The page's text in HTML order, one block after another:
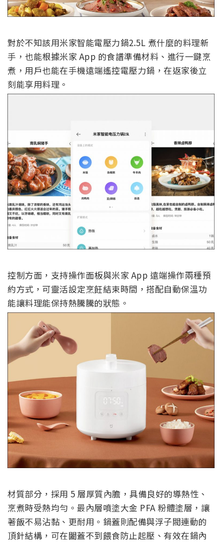
對於不知該用米家智能電壓力鍋2.5L 煮什麼的料理新
手，也能根據米家 App 的食譜準備材料、進行一鍵烹
煮，用戶也能在手機遠端遙控電壓力鍋，在返家後立
刻能享用料理。
控制方面，支持操作面板與米家 App 遠端操作兩種預
約方式，可靈活設定烹飪結束時間，搭配自動保溫功
能讓料理能保持熱騰騰的狀態。
材質部分，採用 5 層厚質內膽，具備良好的導熱性、
烹煮時受熱均勻。最內層噴塗大金 PFA 粉體塗層，讓
著飯不易沾黏、更耐用。鍋蓋則配備與浮子閥連動的
頂針結構，可在闔蓋不到餵食防止起壓、有效在鍋內